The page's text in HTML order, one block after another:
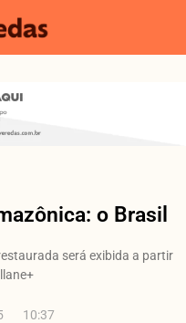
o Brasil
será exibida a partir
10:37